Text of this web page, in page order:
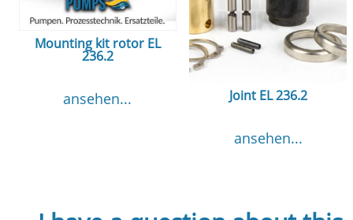
Mounting kit rotor EL
236.2
ansehen... Joint EL 236.2
ansehen...